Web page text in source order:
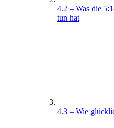
4.2 – Was die
tun hat
4.3 – Wie